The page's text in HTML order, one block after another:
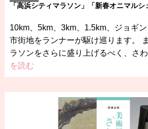
「高浜シティマラソン」「新春オニマル
10km、5km、3km、1.5km、ジョギン
市街地をランナーが駆け巡ります。
ラソンをさらに盛り上げるべく、さ
を読む